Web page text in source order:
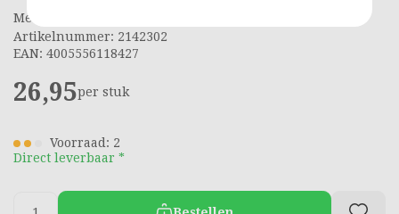
Merk: Ravensburger
Artikelnummer: 2142302
EAN: 4005556118427
26,95per stuk
Voorraad: 2
Direct leverbaar *